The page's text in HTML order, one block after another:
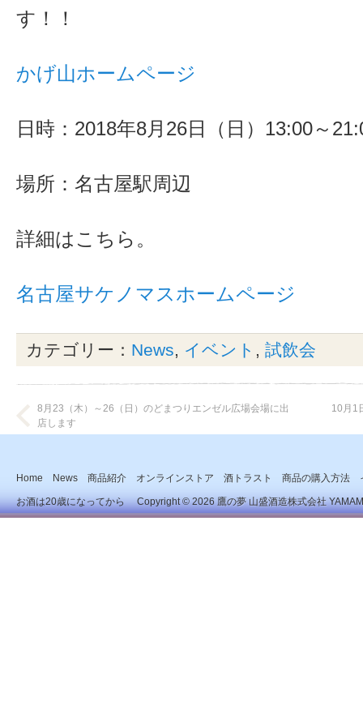
す！！
かげ山ホームページ
日時：2018年8月26日（日）13:00～
場所：名古屋駅周辺
詳細はこちら。
名古屋サケノマスホームページ
カテゴリー： News, イベント , 試飲会
8月23（木）～26（日）のどまつりエンゼル広場会場に出
店します
10月1
Home News 商品紹介 オンラインストア 酒トラスト 商品の購入方法
お酒は20歳になってから Copyright © 2026鷹の夢 山盛酒造株式会社